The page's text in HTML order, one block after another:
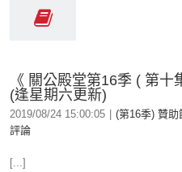
《 關公殿堂第16季 ( 第
(逢星期六更新)
2019/08/24 15:00:05 (第16季) 贊
評論
[...]